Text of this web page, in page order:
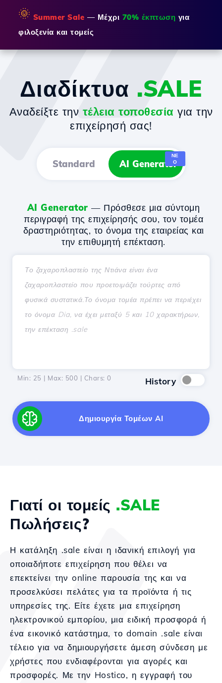
🌞 Summer Sale — Μέχρι 70% έκπτωση για
φιλοξενία και τομείς
Διαδίκτυα .SALE
Αναδείξτε την τέλεια τοποθεσία για την
επιχείρησή σας!
Standard AI Generator
ΝΈ
Ο
AI Generator — Πρόσθεσε μια σύντομη
περιγραφή της επιχείρησής σου, τον τομέα
δραστηριότητας, το όνομα της εταιρείας και
την επιθυμητή επέκταση.
Min: 25 | Max: 500 | Chars: 0 History
Δημιουργία Τομέων AI
Γιατί οι τομείς .SALE
Πωλήσεις?
Η κατάληξη .sale είναι η ιδανική επιλογή για
οποιαδήποτε επιχείρηση που θέλει να
επεκτείνει την online παρουσία της και να
προσελκύσει πελάτες για τα προϊόντα ή τις
υπηρεσίες της. Είτε έχετε μια επιχείρηση
ηλεκτρονικού εμπορίου, μια ειδική προσφορά ή
ένα εικονικό κατάστημα, το domain .sale είναι
τέλειο για να δημιουργήσετε άμεση σύνδεση με
χρήστες που ενδιαφέρονται για αγορές και
προσφορές. Με την Hostico, η εγγραφή του